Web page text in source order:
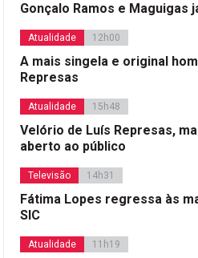
Gonçalo Ramos e Maguigas
Atualidade 12h00
A mais singela e original
Represas
Atualidade 15h48
Velório de Luís Represas,
aberto ao público
Televisão 14h31
Fátima Lopes regressa às
SIC
Atualidade 11h19